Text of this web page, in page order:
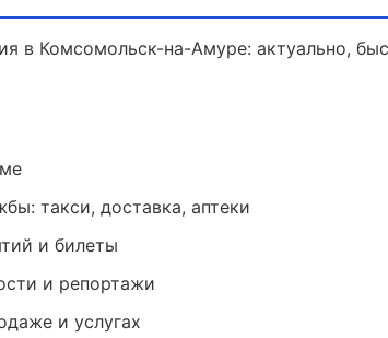
в Комсомольск-на-Амуре: актуально,
такси, доставка, аптеки
и билеты
и репортажи
и услугах